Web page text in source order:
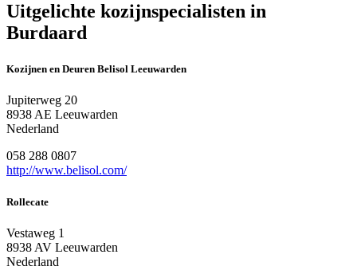
Uitgelichte kozijnspecialisten in
Burdaard
Kozijnen en Deuren Belisol Leeuwarden
Jupiterweg 20
8938 AE Leeuwarden
Nederland
058 288 0807
http://www.belisol.com/
Rollecate
Vestaweg 1
8938 AV Leeuwarden
Nederland